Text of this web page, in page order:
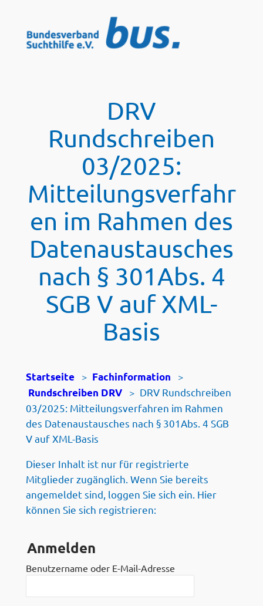
springen
DRV
Rundschreiben
03/2025:
Mitteilungsverfahr
en im Rahmen des
Datenaustausches
nach § 301Abs. 4
SGB V auf XML-
Basis
Startseite> Fachinformation >
Rundschreiben DRV> DRV Rundschreiben
03/2025: Mitteilungsverfahren im Rahmen
des Datenaustausches nach § 301Abs. 4 SGB
V auf XML-Basis
Dieser Inhalt ist nur für registrierte
Mitglieder zugänglich. Wenn Sie bereits
angemeldet sind, loggen Sie sich ein. Hier
können Sie sich registrieren:
Anmelden
Benutzername oder E-Mail-Adresse